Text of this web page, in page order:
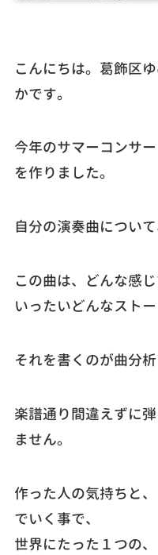
こんにちは。葛飾区
かです。
今年のサマーコンサ
を作りました。
自分の演奏曲につい
この曲は、どんな感
いったいどんなスト
それを書くのが曲分析
楽譜通り間違えずに
ません。
作った人の気持ちと
でいく事で、
世界にたった１つの